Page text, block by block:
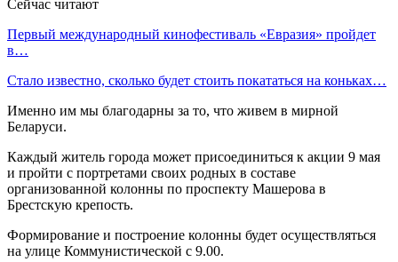
Сейчас читают
Первый международный кинофестиваль «Евразия» пройдет
в…
Стало известно, сколько будет стоить покататься на коньках…
Именно им мы благодарны за то, что живем в мирной
Беларуси.
Каждый житель города может присоединиться к акции 9 мая
и пройти с портретами своих родных в составе
организованной колонны по проспекту Машерова в
Брестскую крепость.
Формирование и построение колонны будет осуществляться
на улице Коммунистической с 9.00.